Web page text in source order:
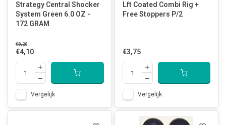
Strategy Central Shocker
System Green 6.0 OZ -
172 GRAM
€8,20
€4,10
Vergelijk
Lft Coated Combi Rig +
Free Stoppers P/2
€3,75
Vergelijk